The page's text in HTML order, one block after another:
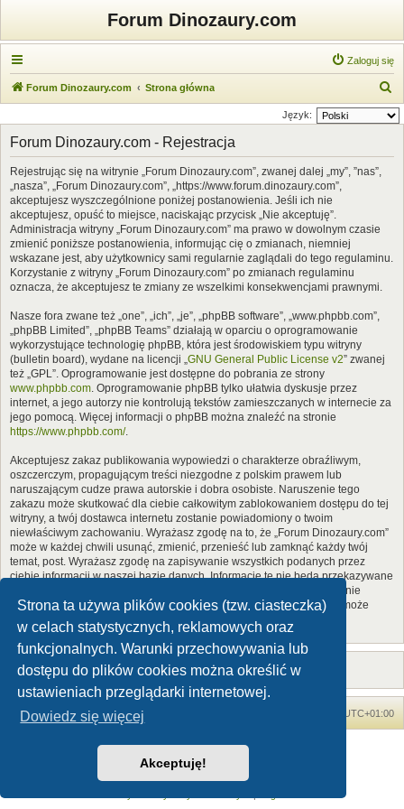
Strona ta używa plików cookies (tzw. ciasteczka)
w celach statystycznych, reklamowych oraz
funkcjonalnych. Warunki przechowywania lub
dostępu do plików cookies można określić w
ustawieniach przeglądarki internetowej.
Dowiedz się więcej
Akceptuję!
Forum Dinozaury.com
Zaloguj się
Forum Dinozaury.com Strona główna
z
Język:
Forum Dinozaury.com - Rejestracja
Rejestrując się na witrynie „Forum Dinozaury.com”, zwanej dalej „my”, ”nas”,
„nasza”, „Forum Dinozaury.com”, „https://www.forum.dinozaury.com”,
akceptujesz wyszczególnione poniżej postanowienia. Jeśli ich nie
akceptujesz, opuść to miejsce, naciskając przycisk „Nie akceptuję”.
Administracja witryny „Forum Dinozaury.com” ma prawo w dowolnym czasie
zmienić poniższe postanowienia, informując cię o zmianach, niemniej
wskazane jest, aby użytkownicy sami regularnie zaglądali do tego regulaminu.
Korzystanie z witryny „Forum Dinozaury.com” po zmianach regulaminu
oznacza, że akceptujesz te zmiany ze wszelkimi konsekwencjami prawnymi.
Nasze fora zwane też „one”, „ich”, „je”, „phpBB software”, „www.phpbb.com”,
„phpBB Limited”, „phpBB Teams” działają w oparciu o oprogramowanie
wykorzystujące technologię phpBB, która jest środowiskiem typu witryny
(bulletin board), wydane na licencji „GNU General Public License v2” zwanej
też „GPL”. Oprogramowanie jest dostępne do pobrania ze strony
www.phpbb.com. Oprogramowanie phpBB tylko ułatwia dyskusje przez
internet, a jego autorzy nie kontrolują tekstów zamieszczanych w internecie za
jego pomocą. Więcej informacji o phpBB można znaleźć na stronie
https://www.phpbb.com/.
Akceptujesz zakaz publikowania wypowiedzi o charakterze obraźliwym,
oszczerczym, propagującym treści niezgodne z polskim prawem lub
naruszającym cudze prawa autorskie i dobra osobiste. Naruszenie tego
zakazu może skutkować dla ciebie całkowitym zablokowaniem dostępu do tej
witryny, a twój dostawca internetu zostanie powiadomiony o twoim
niewłaściwym zachowaniu. Wyrażasz zgodę na to, że „Forum Dinozaury.com”
może w każdej chwili usunąć, zmienić, przenieść lub zamknąć każdy twój
temat, post. Wyrażasz zgodę na zapisywanie wszystkich podanych przez
ciebie informacji w naszej bazie danych. Informacje te nie będą przekazywane
nikomu bez twojej zgody, ale ani „Forum Dinozaury.com”, ani phpBB nie
ponosi odpowiedzialności za włamania do witryny, podczas których może
dojść do kradzieży danych.
Forum Dinozaury.com UTC+01:00
Dinozaury.com© 2006-2020
Technologię dostarczaphpBB® Forum Software © phpBB Limited
Polski pakiet językowy dostarcza